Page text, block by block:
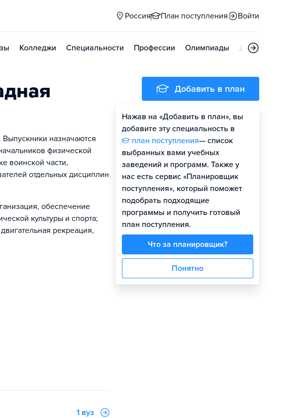
Россия План поступления Войти
Колледжи Специальности Профессии Олимпиады Дни открытых
назначаются
физической
воинской части,
отдельных дисциплин
обеспечение
культуры и спорта;
рекреация,
1 вуз
Добавить в план
Нажав на «Добавить в план», вы
добавите эту специальность в
план поступления— список
выбранных вами учебных
заведений и программ. Также у
нас есть сервис «Планировщик
поступления», который поможет
подобрать подходящие
программы и получить готовый
план поступления.
Что за планировщик?
Понятно